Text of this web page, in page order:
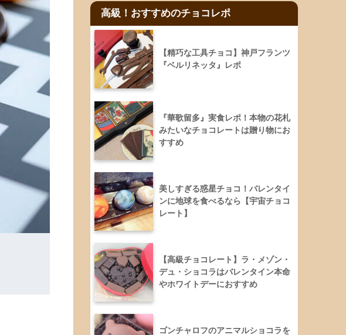
高級！おすすめのチョコレポ
【精巧な工具チョコ】神戸フランツ
『ベルリネッタ』レポ
『華歌留多』実食レポ！本物の花札
みたいなチョコレートは贈り物にお
すすめ
美しすぎる惑星チョコ！バレンタイ
ンに地球を食べるなら【宇宙チョコ
レート】
【高級チョコレート】ラ・メゾン・
デュ・ショコラはバレンタイン本命
やホワイトデーにおすすめ
ゴンチャロフのアニマルショコラを